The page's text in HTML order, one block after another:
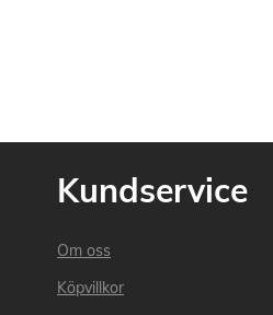
Kundservice
Om oss
Köpvillkor